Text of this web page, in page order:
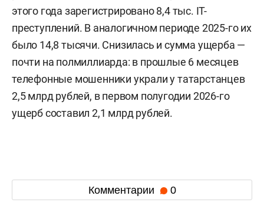
курьеру, чтобы защитить от мошенников. За три
дня женщина дважды отдала наличные
мужчине на улицах Димитрова и Будапештской,
а также перевела деньги через банковское
отделение. Общая сумма похищенного, по
данным следствия, составила 6,2 млн рублей.
5 августа оперативники задержали
подозрением. Возбуждено уголовное дело по ч.